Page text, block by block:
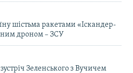
шістьма ракетами «Іскандер-
дроном – ЗСУ
Зеленського з Вучичем